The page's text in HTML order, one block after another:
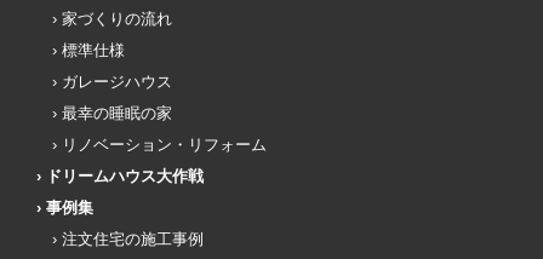
家づくりの流れ
標準仕様
ガレージハウス
最幸の睡眠の家
リノベーション・リフォーム
ドリームハウス大作戦
事例集
注文住宅の施工事例